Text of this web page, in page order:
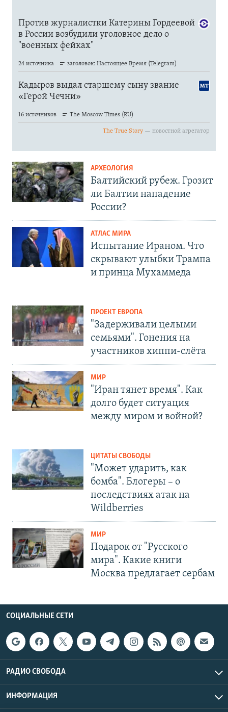
АРХЕОЛОГИЯ
Балтийский рубеж. Грозит
ли Балтии нападение
России?
АТЛАС МИРА
Испытание Ираном. Что
скрывают улыбки Трампа
и принца Мухаммеда
ПРОЕКТ ЕВРОПА
"Задерживали целыми
семьями". Гонения на
участников хиппи-слёта
МИР
"Иран тянет время". Как
долго будет ситуация
между миром и войной?
ЦИТАТЫ СВОБОДЫ
"Может ударить, как
бомба". Блогеры – о
последствиях атак на
Wildberries
МИР
Подарок от "Русского
мира". Какие книги
Москва предлагает сербам
СОЦИАЛЬНЫЕ СЕТИ
РАДИО СВОБОДА
ИНФОРМАЦИЯ